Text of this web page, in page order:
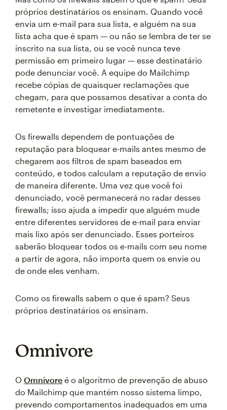
próprios destinatários os ensinam. Quando você
envia um e-mail para sua lista, e alguém na sua
lista acha que é spam — ou não se lembra de ter se
inscrito na sua lista, ou se você nunca teve
permissão em primeiro lugar — esse destinatário
pode denunciar você. A equipe do Mailchimp
recebe cópias de quaisquer reclamações que
chegam, para que possamos desativar a conta do
remetente e investigar imediatamente.
Os firewalls dependem de pontuações de
reputação para bloquear e-mails antes mesmo de
chegarem aos filtros de spam baseados em
conteúdo, e todos calculam a reputação de envio
de maneira diferente. Uma vez que você foi
denunciado, você permanecerá no radar desses
firewalls; isso ajuda a impedir que alguém mude
entre diferentes servidores de e-mail para enviar
mais lixo após ser denunciado. Esses porteiros
saberão bloquear todos os e-mails com seu nome
a partir de agora, não importa quem os envie ou
de onde eles venham.
Como os firewalls sabem o que é spam? Seus
próprios destinatários os ensinam.
Omnivore
O Omnivore é o algoritmo de prevenção de abuso
do Mailchimp que mantém nosso sistema limpo,
prevendo comportamentos inadequados em uma